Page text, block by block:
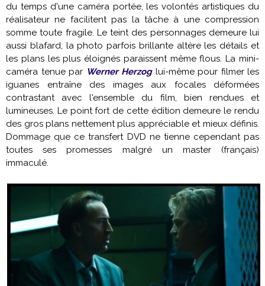
du temps d'une caméra portée, les volontés artistiques du
réalisateur ne facilitent pas la tâche à une compression
somme toute fragile. Le teint des personnages demeure lui
aussi blafard, la photo parfois brillante altère les détails et
les plans les plus éloignés paraissent même flous. La mini-
caméra tenue par Werner Herzoglui-même pour filmer les
iguanes entraîne des images aux focales déformées
contrastant avec l'ensemble du film, bien rendues et
lumineuses. Le point fort de cette édition demeure le rendu
des gros plans nettement plus appréciable et mieux définis.
Dommage que ce transfert DVD ne tienne cependant pas
toutes ses promesses malgré un master (français)
immaculé.